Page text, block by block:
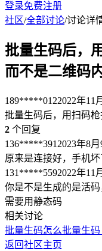
登录免费注册
社区/全部讨论/讨论详
批量生码后，
而不是二维码
189*****0122022年11
批量生码后，用扫码
2 个回复
136*****391 2023年8月
原来是连接好，手机
131*****5592022年11
你是不是生成的是活
需要用静态码
相关讨论
批量生码怎么批量生码
返回社区主页